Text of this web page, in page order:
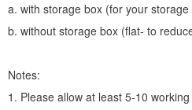
a. with storage box (for your storage
b. without storage box (flat- to
Notes:
1. Please allow at least 5-10